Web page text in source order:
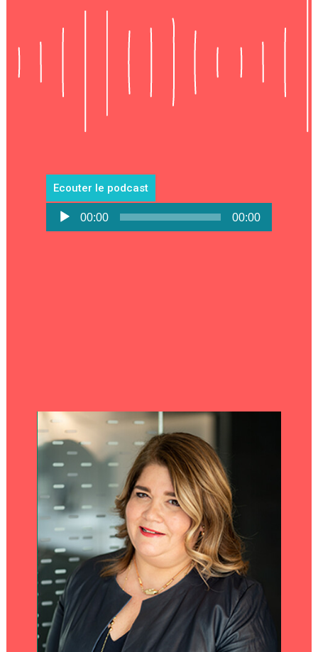
Ecouter le podcast
Lecteur
audio
00:00 00:00